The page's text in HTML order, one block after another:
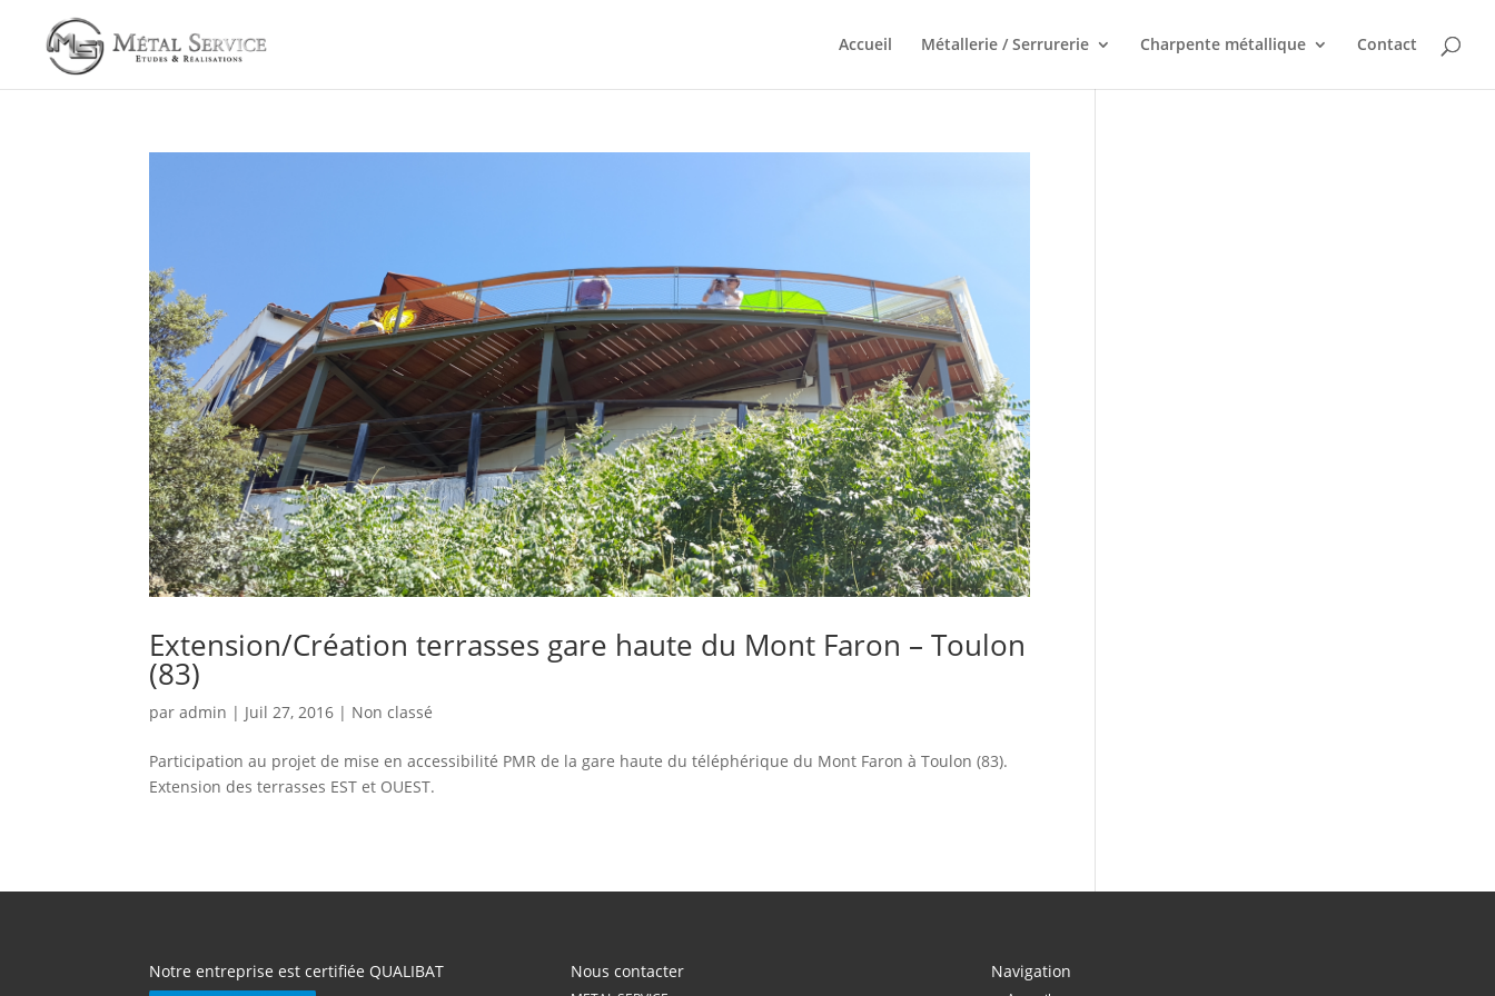
Accueil Métallerie / Serrurerie Charpente métallique Contact
Extension/Création terrasses gare haute du Mont Faron – Toulon
(83)
paradmin | Juil 27, 2016 | Non classé
Participation au projet de mise en accessibilité PMR de la gare haute du téléphérique du Mont Faron à Toulon (83).
Extension des terrasses EST et OUEST.
Notre entreprise est certifiée QUALIBAT Nous contacter Navigation